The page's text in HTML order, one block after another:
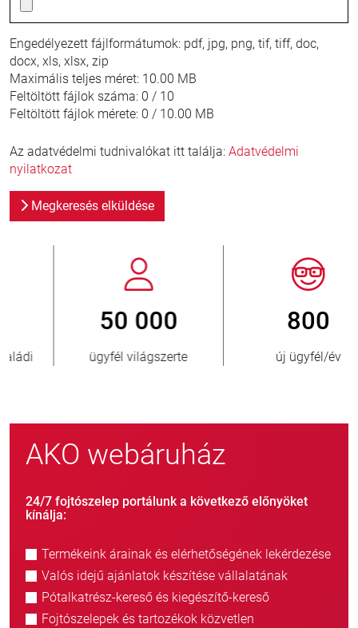
Engedélyezett fájlformátumok: pdf, jpg, png, tif, tiff, doc,
docx, xls, xlsx, zip
Maximális teljes méret: 10.00 MB
Feltöltött fájlok száma: 0 / 10
Feltöltött fájlok mérete: 0 / 10.00 MB
Az adatvédelmi tudnivalókat itt találja: Adatvédelmi
nyilatkozat
Megkeresés elküldése
800
új ügyfél/év
> 3 500 000
eladott egység
AKO webáruház
24/7 fojtószelep portálunk a következő előnyöket
kínálja:
Termékeink árainak és elérhetőségének lekérdezése
Valós idejű ajánlatok készítése vállalatának
Pótalkatrész-kereső és kiegészítő-kereső
Fojtószelepek és tartozékok közvetlen